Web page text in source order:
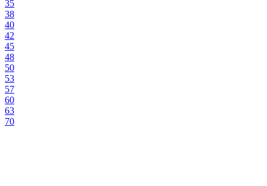
35
38
40
42
45
48
50
53
57
60
63
70